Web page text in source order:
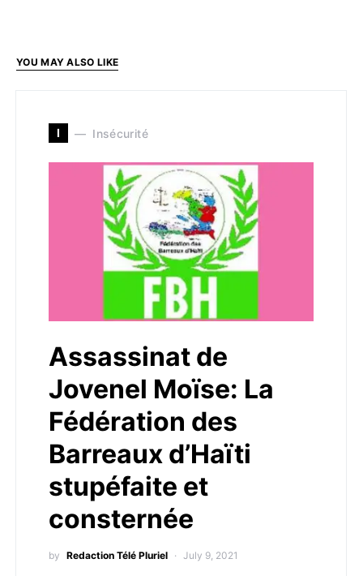
YOU MAY ALSO LIKE
I Insécurité
Assassinat de
Jovenel Moïse: La
Fédération des
Barreaux d’Haïti
stupéfaite et
consternée
by Redaction Télé Pluriel July 9, 2021